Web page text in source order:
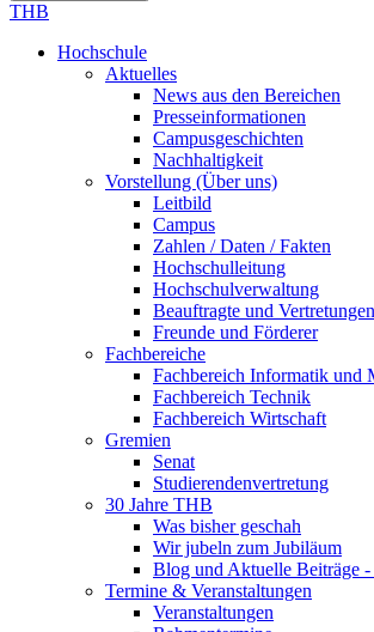
THB
Hochschule
Aktuelles
News aus den Bereichen
Presseinformationen
Campusgeschichten
Nachhaltigkeit
Vorstellung (Über uns)
Leitbild
Campus
Zahlen / Daten / Fakten
Hochschulleitung
Hochschulverwaltung
Beauftragte und Vertretungen
Freunde und Förderer
Fachbereiche
Fachbereich Informatik und
Fachbereich Technik
Fachbereich Wirtschaft
Gremien
Senat
Studierendenvertretung
30 Jahre THB
Was bisher geschah
Wir jubeln zum Jubiläum
Blog und Aktuelle Beiträge -
Termine & Veranstaltungen
Veranstaltungen